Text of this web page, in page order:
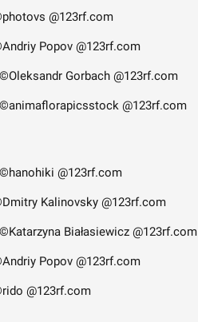
@123rf.com
Popov @123rf.com
Gorbach @123rf.com
@123rf.com
@123rf.com
Kalinovsky @123rf.com
Białasiewicz @123rf.com
Popov @123rf.com
@123rf.com